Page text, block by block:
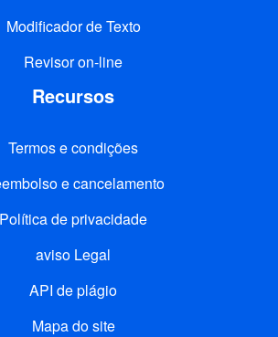
Modificador de Texto
Revisor on-line
Recursos
Termos e condições
e cancelamento
Política de privacidade
aviso Legal
API de plágio
Mapa do site